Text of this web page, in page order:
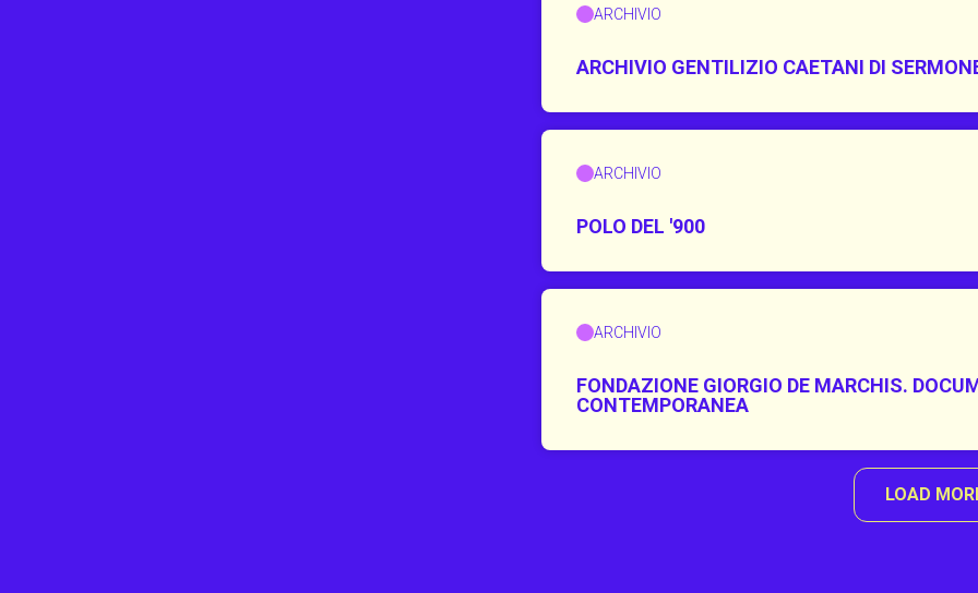
ARCHIVIO
ARCHIVIO GENTILIZIO CAETANI DI
ARCHIVIO
POLO DEL '900
ARCHIVIO
FONDAZIONE GIORGIO DE MARCHIS.
CONTEMPORANEA
LOAD